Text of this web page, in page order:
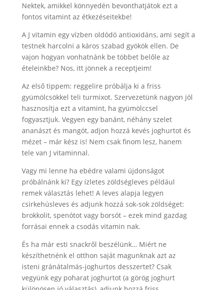
Nektek, amikkel könnyedén bevonthatjátok ezt a
fontos vitamint az étkezéseitekbe!
A J vitamin egy vízben oldódó antioxidáns, ami segít a
testnek harcolni a káros szabad gyökök ellen. De
vajon hogyan vonhatnánk be többet belőle az
ételeinkbe? Nos, itt jönnek a receptjeim!
Az első tippem: reggelire próbálja ki a friss
gyümölcsökkel teli turmixot. Szervezetünk nagyon jól
hasznosítja ezt a vitamint, ha gyümölccsel
fogyasztjuk. Vegyen egy banánt, néhány szelet
ananászt és mangót, adjon hozzá kevés joghurtot és
mézet – már kész is! Nem csak finom lesz, hanem
tele van J vitaminnal.
Vagy mi lenne ha ebédre valami újdonságot
próbálnánk ki? Egy ízletes zöldségleves például
remek választás lehet! A leves alapja legyen
csirkehúsleves és adjunk hozzá sok-sok zöldséget:
brokkolit, spenótot vagy borsót – ezek mind gazdag
forrásai ennek a csodás vitamin nak.
És ha már esti snackről beszélünk… Miért ne
készíthetnénk el otthon saját magunknak azt az
isteni gránátalmás-joghurtos desszertet? Csak
vegyünk egy poharat joghurtot (a görög joghurt